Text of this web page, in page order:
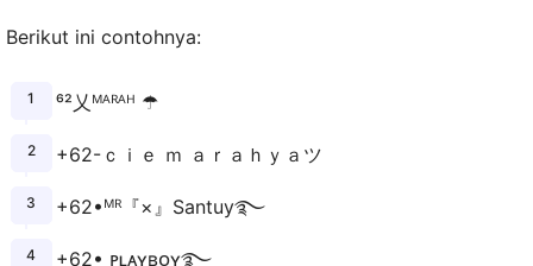
Berikut ini contohnya:
⁶²乂ᴹᴬᴿᴬᴴ ☂
+62-ｃｉｅ ｍ ａｒａｈｙａツ
+62•ᴹᴿ『×』Santuy࿐
+62• ᴘʟᴀʏʙᴏʏ࿐